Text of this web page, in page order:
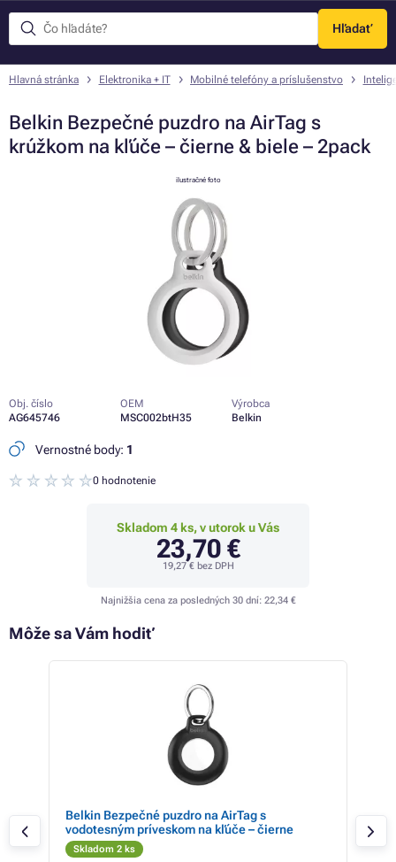
Hľadať
Menu
Hlavná stránka Elektronika + IT Mobilné telefóny a príslušenstvo
Belkin Bezpečné puzdro na AirTag s
krúžkom na kľúče – čierne & biele – 2pack
ilustračné foto
Obj. číslo
AG645746
OEM
MSC002btH35
Výrobca
Belkin
Vernostné body: 1
0 hodnotenie
Skladom 4 ks, v utorok u Vás
23,70 €
19,27 €bez DPH
Najnižšia cena za posledných 30 dní: 22,34 €
Môže sa Vám hodiť
Belkin Bezpečné puzdro na AirTag s
vodotesným príveskom na kľúče – čierne
Skladom 2 ks